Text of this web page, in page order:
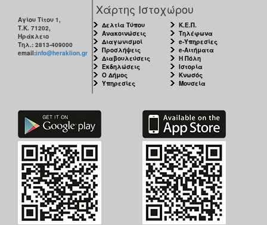
ΤΟΠΟΣ
ΜΑΣ
Αγίου Τίτου 1,
Τ.Κ. 71202,
Ηράκλειο
Τηλ.: 2813-409000
email:info@heraklion.gr
Χάρτης Ιστοχώρου
Δελτία Τύπου
Ανακοινώσεις
Διαγωνισμοί
Προσλήψεις
Διαβουλεύσεις
Εκδηλώσεις
Ο Δήμος
Υπηρεσίες
Κ.Ε.Π.
Τηλέφωνα
e-Υπηρεσίες
e-Αιτήματα
Η Πόλη
Ιστορία
Κνωσός
Μουσεία